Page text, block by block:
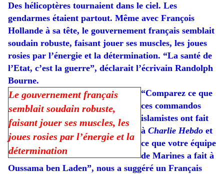
Des hélicoptères tournaient dans le ciel. Les
gendarmes étaient partout. Même avec François
Hollande à sa tête, le gouvernement français semblait
soudain robuste, faisant jouer ses muscles, les joues
rosies par l’énergie et la détermination. “La santé de
l’Etat, c’est la guerre”, déclarait l’écrivain Randolph
Bourne.
Le gouvernement français
semblait soudain robuste,
faisant jouer ses muscles, les
joues rosies par l’énergie et la
détermination
“Comparez ce que
ces commandos
islamistes ont fait
à Charlie Hebdo et
ce que votre équipe
de Marines a fait à
Oussama ben Laden”, nous a suggéré un Français